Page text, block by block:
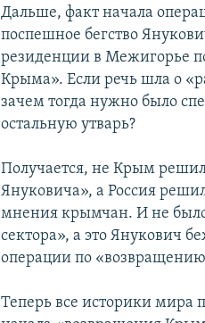
Дальше, факт начала
поспешное бегство
резиденции в Межигорье
Крыма». Если речь шла о
зачем тогда нужно было
остальную утварь?
Получается, не Крым
Януковича», а Россия
мнения крымчан. И не
сектора», а это Янукович
операции по
Теперь все историки мира